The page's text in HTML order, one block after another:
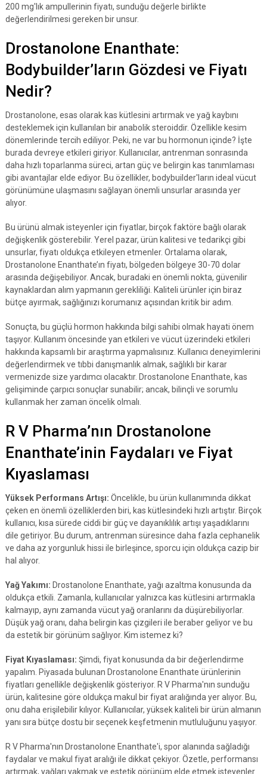
200 mg'lık ampullerinin fiyatı, sunduğu değerle birlikte
değerlendirilmesi gereken bir unsur.
Drostanolone Enanthate:
Bodybuilder’ların Gözdesi ve Fiyatı
Nedir?
Drostanolone, esas olarak kas kütlesini artırmak ve yağ kaybını
desteklemek için kullanılan bir anabolik steroiddir. Özellikle kesim
dönemlerinde tercih ediliyor. Peki, ne var bu hormonun içinde? İşte
burada devreye etkileri giriyor. Kullanıcılar, antrenman sonrasında
daha hızlı toparlanma süreci, artan güç ve belirgin kas tanımlaması
gibi avantajlar elde ediyor. Bu özellikler, bodybuilder'ların ideal vücut
görünümüne ulaşmasını sağlayan önemli unsurlar arasında yer
alıyor.
Bu ürünü almak isteyenler için fiyatlar, birçok faktöre bağlı olarak
değişkenlik gösterebilir. Yerel pazar, ürün kalitesi ve tedarikçi gibi
unsurlar, fiyatı oldukça etkileyen etmenler. Ortalama olarak,
Drostanolone Enanthate’ın fiyatı, bölgeden bölgeye 30-70 dolar
arasında değişebiliyor. Ancak, buradaki en önemli nokta, güvenilir
kaynaklardan alım yapmanın gerekliliği. Kaliteli ürünler için biraz
bütçe ayırmak, sağlığınızı korumanız açısından kritik bir adım.
Sonuçta, bu güçlü hormon hakkında bilgi sahibi olmak hayati önem
taşıyor. Kullanım öncesinde yan etkileri ve vücut üzerindeki etkileri
hakkında kapsamlı bir araştırma yapmalısınız. Kullanıcı deneyimlerini
değerlendirmek ve tıbbi danışmanlık almak, sağlıklı bir karar
vermenizde size yardımcı olacaktır. Drostanolone Enanthate, kas
gelişiminde çarpıcı sonuçlar sunabilir; ancak, bilinçli ve sorumlu
kullanmak her zaman öncelik olmalı.
R V Pharma’nın Drostanolone
Enanthate’inin Faydaları ve Fiyat
Kıyaslaması
Yüksek Performans Artışı: Öncelikle, bu ürün kullanımında dikkat
çeken en önemli özelliklerden biri, kas kütlesindeki hızlı artıştır. Birçok
kullanıcı, kısa sürede ciddi bir güç ve dayanıklılık artışı yaşadıklarını
dile getiriyor. Bu durum, antrenman süresince daha fazla cephanelik
ve daha az yorgunluk hissi ile birleşince, sporcu için oldukça cazip bir
hal alıyor.
Yağ Yakımı: Drostanolone Enanthate, yağı azaltma konusunda da
oldukça etkili. Zamanla, kullanıcılar yalnızca kas kütlesini artırmakla
kalmayıp, aynı zamanda vücut yağ oranlarını da düşürebiliyorlar.
Düşük yağ oranı, daha belirgin kas çizgileri ile beraber geliyor ve bu
da estetik bir görünüm sağlıyor. Kim istemez ki?
Fiyat Kıyaslaması: Şimdi, fiyat konusunda da bir değerlendirme
yapalım. Piyasada bulunan Drostanolone Enanthate ürünlerinin
fiyatları genellikle değişkenlik gösteriyor. R V Pharma'nın sunduğu
ürün, kalitesine göre oldukça makul bir fiyat aralığında yer alıyor. Bu,
onu daha erişilebilir kılıyor. Kullanıcılar, yüksek kaliteli bir ürün almanın
yanı sıra bütçe dostu bir seçenek keşfetmenin mutluluğunu yaşıyor.
R V Pharma'nın Drostanolone Enanthate'i, spor alanında sağladığı
faydalar ve makul fiyat aralığı ile dikkat çekiyor. Özetle, performansı
artırmak, yağları yakmak ve estetik görünüm elde etmek isteyenler